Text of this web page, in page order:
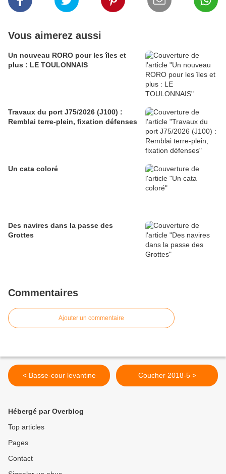
Vous aimerez aussi
Un nouveau RORO pour les îles et
plus : LE TOULONNAIS
Travaux du port J75/2026 (J100) :
Remblai terre-plein, fixation défenses
Un cata coloré
Des navires dans la passe des
Grottes
Commentaires
Ajouter un commentaire
< Basse-cour levantine Coucher 2018-5 >
Hébergé par Overblog
Top articles
Pages
Contact